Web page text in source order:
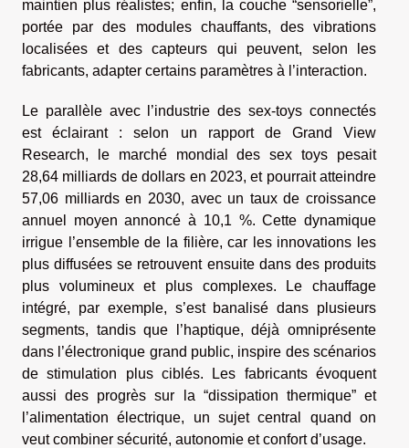
maintien plus réalistes; enfin, la couche “sensorielle”,
portée par des modules chauffants, des vibrations
localisées et des capteurs qui peuvent, selon les
fabricants, adapter certains paramètres à l’interaction.
Le parallèle avec l’industrie des sex-toys connectés
est éclairant : selon un rapport de Grand View
Research, le marché mondial des sex toys pesait
28,64 milliards de dollars en 2023, et pourrait atteindre
57,06 milliards en 2030, avec un taux de croissance
annuel moyen annoncé à 10,1 %. Cette dynamique
irrigue l’ensemble de la filière, car les innovations les
plus diffusées se retrouvent ensuite dans des produits
plus volumineux et plus complexes. Le chauffage
intégré, par exemple, s’est banalisé dans plusieurs
segments, tandis que l’haptique, déjà omniprésente
dans l’électronique grand public, inspire des scénarios
de stimulation plus ciblés. Les fabricants évoquent
aussi des progrès sur la “dissipation thermique” et
l’alimentation électrique, un sujet central quand on
veut combiner sécurité, autonomie et confort d’usage.